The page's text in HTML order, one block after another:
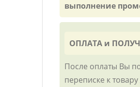
выполнение
ОПЛАТА и
После оплаты Вы
переписке к